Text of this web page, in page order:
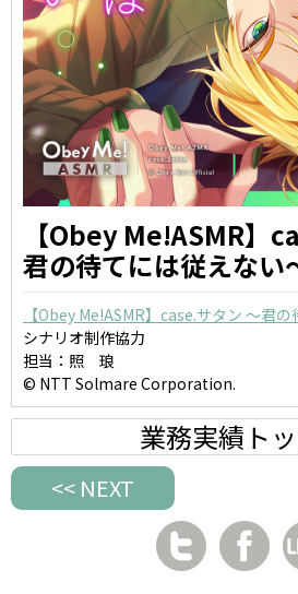
【Obey Me!ASMR】
君の待てには従えな
【Obey Me!ASMR】case.サタン ～君
シナリオ制作協力
担当：照 琅
© NTT Solmare Corporation.
業務実績ト
<< NEXT